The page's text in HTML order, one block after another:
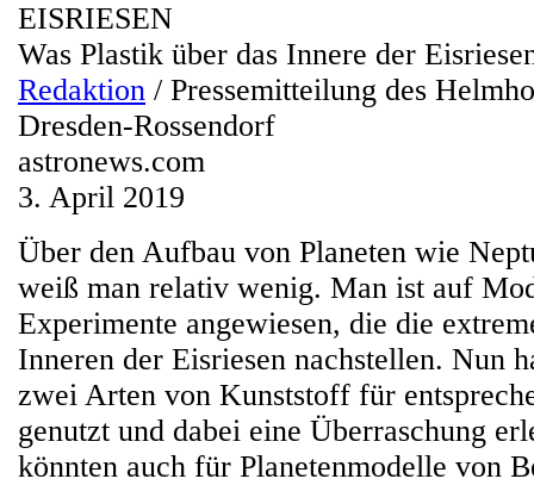
EISRIESEN
Was Plastik über das Innere der
Redaktion / Pressemitteilung des
Dresden-Rossendorf
astronews.com
3. April 2019
Über den Aufbau von Planeten wie
weiß man relativ wenig. Man ist auf
Experimente angewiesen, die die
Inneren der Eisriesen nachstellen. Nun
zwei Arten von Kunststoff für
genutzt und dabei eine Überraschung
könnten auch für Planetenmodelle von